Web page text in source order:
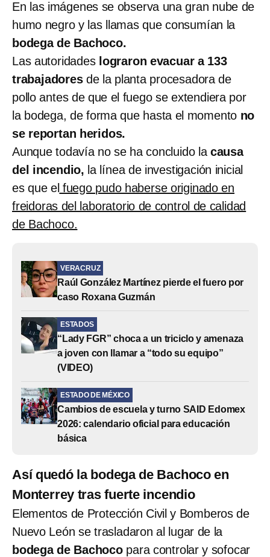
En las imágenes se observa una gran nube de
humo negro y las llamas que consumían la
bodega de Bachoco.
Las autoridades lograron evacuar a 133
trabajadoresde la planta procesadora de
pollo antes de que el fuego se extendiera por
la bodega, de forma que hasta el momento no
se reportan heridos.
Aunque todavía no se ha concluido la causa
del incendio, la línea de investigación inicial
es que el fuego pudo haberse originado en
freidoras del laboratorio de control de calidad
de Bachoco.
VERACRUZ
Raúl González Martínez pierde el fuero por
caso Roxana Guzmán
ESTADOS
“Lady FGR” choca a un triciclo y amenaza
a joven con llamar a “todo su equipo”
(VIDEO)
ESTADO DE MÉXICO
Cambios de escuela y turno SAID Edomex
2026: calendario oficial para educación
básica
Así quedó la bodega de Bachoco en
Monterrey tras fuerte incendio
Elementos de Protección Civil y Bomberos de
Nuevo León se trasladaron al lugar de la
bodega de Bachoco para controlar y sofocar